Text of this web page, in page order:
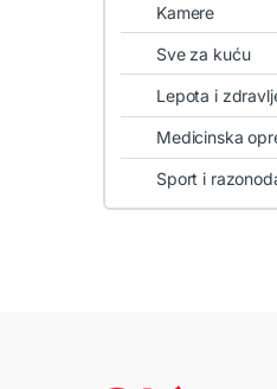
Kamere
Sve za kuću
Lepota i
Medicinska
Sport i